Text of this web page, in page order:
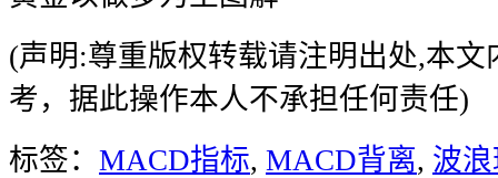
(声明:尊重版权转载请注明出处,本文
考，据此操作本人不承担任何责任)
标签： MACD指标, MACD背离, 波